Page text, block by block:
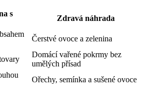
s
Zdravá náhrada
Čerstvé ovoce a zelenina
Domácí vařené pokrmy bez
umělých přísad
Ořechy, semínka a sušené ovoce